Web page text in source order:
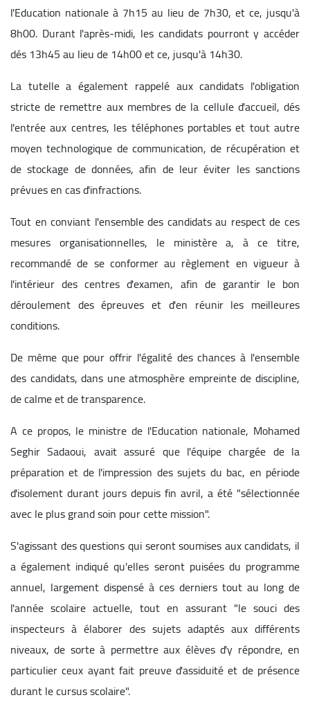
l'Education nationale à 7h15 au lieu de 7h30, et ce, jusqu'à
8h00. Durant l'après-midi, les candidats pourront y accéder
dés 13h45 au lieu de 14h00 et ce, jusqu'à 14h30.
La tutelle a également rappelé aux candidats l'obligation
stricte de remettre aux membres de la cellule d'accueil, dés
l'entrée aux centres, les téléphones portables et tout autre
moyen technologique de communication, de récupération et
de stockage de données, afin de leur éviter les sanctions
prévues en cas d'infractions.
Tout en conviant l'ensemble des candidats au respect de ces
mesures organisationnelles, le ministère a, à ce titre,
recommandé de se conformer au règlement en vigueur à
l'intérieur des centres d'examen, afin de garantir le bon
déroulement des épreuves et d'en réunir les meilleures
conditions.
De même que pour offrir l'égalité des chances à l'ensemble
des candidats, dans une atmosphère empreinte de discipline,
de calme et de transparence.
A ce propos, le ministre de l'Education nationale, Mohamed
Seghir Sadaoui, avait assuré que l'équipe chargée de la
préparation et de l'impression des sujets du bac, en période
d'isolement durant jours depuis fin avril, a été "sélectionnée
avec le plus grand soin pour cette mission".
S'agissant des questions qui seront soumises aux candidats, il
a également indiqué qu'elles seront puisées du programme
annuel, largement dispensé à ces derniers tout au long de
l'année scolaire actuelle, tout en assurant "le souci des
inspecteurs à élaborer des sujets adaptés aux différents
niveaux, de sorte à permettre aux élèves d'y répondre, en
particulier ceux ayant fait preuve d'assiduité et de présence
durant le cursus scolaire".